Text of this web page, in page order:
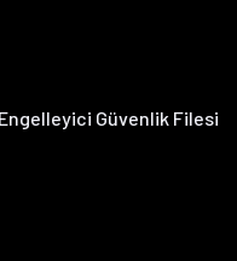
Güvenlik Filesi